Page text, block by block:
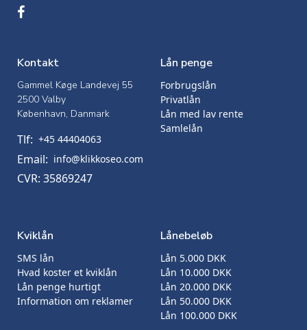
Kontakt
Gammel Køge Landevej 55
2500 Valby
København, Danmark
Tlf: +45 44404063
Email: info@klikkoseo.com
CVR: 35869247
Lån penge
Forbrugslån
Privatlån
Lån med lav rente
Samlelån
Kviklån
SMS lån
Hvad koster et kviklån
Lån penge hurtigt
Information om reklamer
Lånebeløb
Lån 5.000 DKK
Lån 10.000 DKK
Lån 20.000 DKK
Lån 50.000 DKK
Lån 100.000 DKK